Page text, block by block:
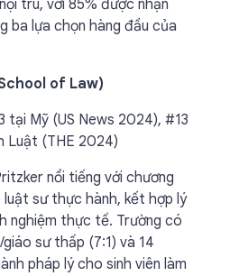
trú, với 85% được nhận
ba lựa chọn hàng đầu của
of Law)
tại Mỹ (US News 2024), #13
Luật (THE 2024)
nổi tiếng với chương
sư thực hành, kết hợp lý
nghiệm thực tế. Trường có
sư thấp (7:1) và 14
pháp lý cho sinh viên làm